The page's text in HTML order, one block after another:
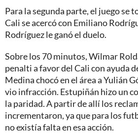
Para la segunda parte, el juego se
Cali se acercó con Emiliano
Rodríguez le ganó el duelo.
Sobre los 70 minutos, Wilmar
penalti a favor del Cali con ayuda
Medina chocó en el área a Yulián
vio infracción. Estupiñán hizo un
la paridad. A partir de allí los
incrementaron, ya que para los
no existía falta en esa acción.